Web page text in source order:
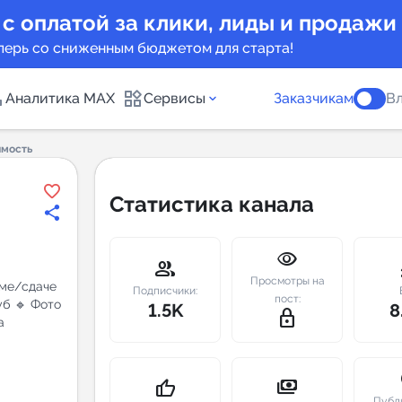
оплатой за клики, лиды и продажи
со сниженным бюджетом для старта!
Аналитика MAX Сервисы
Индекс
Telegram
New
Заказчикам
сдаче
🔹 Фото
Статистика канала
group
Подписчики:
1.5K
visibility
Просмотры на
пост:
lock_outline
thumb_up payments